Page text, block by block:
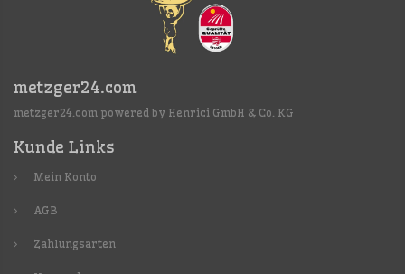
metzger24.com
metzger24.com powered by Henrici GmbH & Co. KG
Kunde Links
Mein Konto
AGB
Zahlungsarten